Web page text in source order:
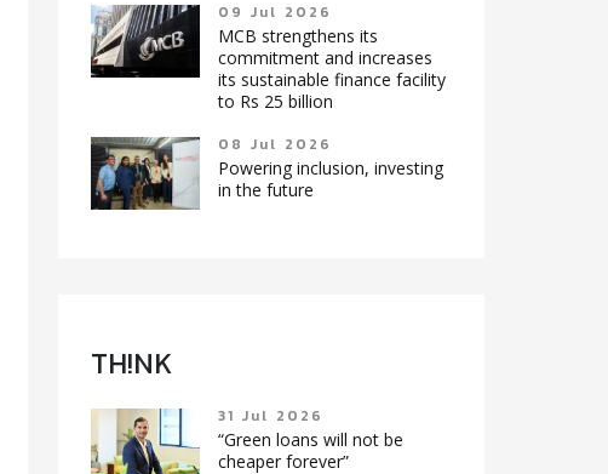
09 Jul 2026
MCB strengthens its
commitment and increases
its sustainable finance facility
to Rs 25 billion
08 Jul 2026
Powering inclusion, investing
in the future
TH!NK
31 Jul 2026
“Green loans will not be
cheaper forever”